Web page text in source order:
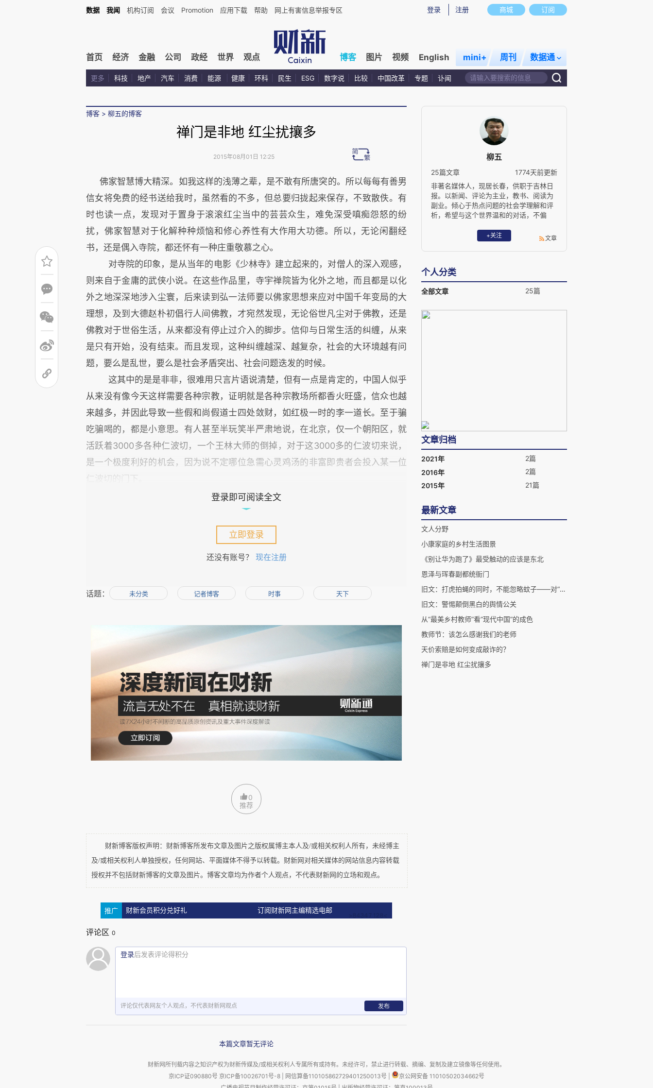
商城 订阅
登录 注册
数据 我闻 机构订阅 会议 Promotion 应用下载 帮助 网上有害信息举报专区
首页 经济 金融 公司 政经 世界 观点 博客 图片 视频 English mini+ 周刊 数据通
更多 科技 地产 汽车 消费 能源 健康 环科 民生 ESG 数字说 比较 中国改革 专题 讣闻
博客 > 柳五的博客
禅门是非地 红尘扰攘多
2015年08月01日 12:25
佛家智慧博大精深。如我这样的浅薄之辈，是不敢有所唐突的。所以每每有善男
信女将免费的经书送给我时，虽然看的不多，但总要归拢起来保存，不致散佚。有
时也读一点，发现对于置身于滚滚红尘当中的芸芸众生，难免深受嗔痴怨怒的纷
扰，佛家智慧对于化解种种烦恼和修心养性有大作用大功德。所以，无论闲翻经
书，还是偶入寺院，都还怀有一种庄重敬慕之心。
对寺院的印象，是从当年的电影《少林寺》建立起来的，对僧人的深入观感，
则来自于金庸的武侠小说。在这些作品里，寺宇禅院皆为化外之地，而且都是以化
外之地深深地涉入尘寰，后来读到弘一法师要以佛家思想来应对中国千年变局的大
理想，及到大德赵朴初倡行人间佛教，才宛然发现，无论俗世凡尘对于佛教，还是
佛教对于世俗生活，从来都没有停止过介入的脚步。信仰与日常生活的纠缠，从来
是只有开始，没有结束。而且发现，这种纠缠越深、越复杂，社会的大环境越有问
题，要么是乱世，要么是社会矛盾突出、社会问题迭发的时候。
这其中的是是非非，很难用只言片语说清楚，但有一点是肯定的，中国人似乎
从来没有像今天这样需要各种宗教，证明就是各种宗教场所都香火旺盛，信众也越
来越多，并因此导致一些假和尚假道士四处敛财，如红极一时的李一道长。至于骗
吃骗喝的，都是小意思。有人甚至半玩笑半严肃地说，在北京，仅一个朝阳区，就
活跃着3000多各种仁波切，一个王林大师的倒掉，对于这3000多的仁波切来说，
是一个极度利好的机会，因为说不定哪位急需心灵鸡汤的非富即贵者会投入某一位
仁波切的门下。
无论是王林还是被举报的释永信，乃至各种仁波切，能量都极大。将包括官、
商在内的各个领域的各色人等集于麾下，或师徒而论，或称兄道弟，整合之后，大
家相互借助，甚至形成某种利益上的联盟，基本上是处于通吃的状态。此次释永信
是被实名举报，举报者摆出了死磕的姿态，经媒体纰漏，我们才知道释永信实际上
一直备受各种争议和质疑，质疑什么？又举报什么？有没有审查，谁审查的？审查
会不会有今天的局面？不好说……
教信徒的少林寺，还是地方政府的少林寺。利用宗教山门搞旅游开发是各地的普遍
做法，这种发信仰财的办法搞得化外清净之地成了红尘气息最重的地方，结果弄得
很多出家人要在不同角色间转换，僧人不僧人，商人不商人，官员不官员，如有人
甚至把一些寺庙的主持等同于商业公司的经理，认为释永信就是少林寺的CEO，释
永信还是中国佛教协会副会长，这算是官方身份。一年前传出浙江一处佛教圣地用
招工挣工资的方式招和尚，上班时穿上僧衣就是和尚，下班后脱去僧衣就成了市井
俗人，混淆了信徒信众与普通人的界限，那么真正佛教徒的精神引领和指归作用又
体现于何处？如果方外之地与市井没有任何区别，出家的意义何在？
实际上从信仰的角度，人们之所以相信出家人，就在于他们基于信仰基础上的
可信度何在？如果经书上的指示与职业僧侣的日常行为很不一致，那么这种信仰行
和慈悲的真谛。我估计这也是一种极为个别的情况，是否有普遍意义，超出我的评
价能力，但是网友们普遍的点赞表明一种对于恪守信仰的尊敬。还有帖子把一生致
力于救助穷人的特雷莎修女与释永信作了对比，两种修行体系，是否有可比性不好
色。一位学者就说过，信仰越是纯粹，向心力越强，就越是能够吸引更多的人进
就表明背离信仰越来越远。所以有一个故事讲：魔王斗不过佛，就对佛说,有一天我
会让我的弟子穿上袈裟，混到你的队伍里，以你的名义毁了佛法。于是佛哭了。据
人会有心有戚戚焉的感受，做一个对信仰有坚守的真人并不容易。
登录即可阅读全文
立即登录
还没有账号？ 现在注册
话题： 未分类 记者博客 时事 天下
0
推荐
财新博客版权声明：财新博客所发布文章及图片之版权属博主本人及/或相关权利人所有，未经博主
及/或相关权利人单独授权，任何网站、平面媒体不得予以转载。财新网对相关媒体的网站信息内容转载
授权并不包括财新博客的文章及图片。博客文章均为作者个人观点，不代表财新网的立场和观点。
推广 财新会员积分兑好礼 订阅财新网主编精选电邮
评论区 0
登录后发表评论得积分
评论仅代表网友个人观点，不代表财新网观点 发布
本篇文章暂无评论
柳五
25篇文章
1774天前更新
非著名媒体人，现居长春，供职于吉林日
报。以新闻、评论为主业，教书、阅读为
副业。倾心于热点问题的社会学理解和评
析，希望与这个世界温和的对话，不偏
+关注 文章
个人分类
全部文章 25篇
文章归档
2021年
2篇
2016年
2篇
2015年
21篇
最新文章
文人分野
小康家庭的乡村生活图景
《别让华为跑了》最受触动的应该是东北
恩泽与珲春副都统衙门
旧文：打虎拍蝇的同时，不能忽略蚊子——对“辞职也要办婚宴”的村干部不需要同情
旧文：警惕颠倒黑白的舆情公关
从“最美乡村教师”看“现代中国”的成色
教师节：该怎么感谢我们的老师
天价索赔是如何变成敲诈的？
禅门是非地 红尘扰攘多
财新网所刊载内容之知识产权为财新传媒及/或相关权利人专属所有或持有。未经许可，禁止进行转载、摘编、复制及建立镜像等任何使用。
京ICP证090880号 京ICP备10026701号-8 网信算备110105862729401250013号
京公网安备 11010502034662号